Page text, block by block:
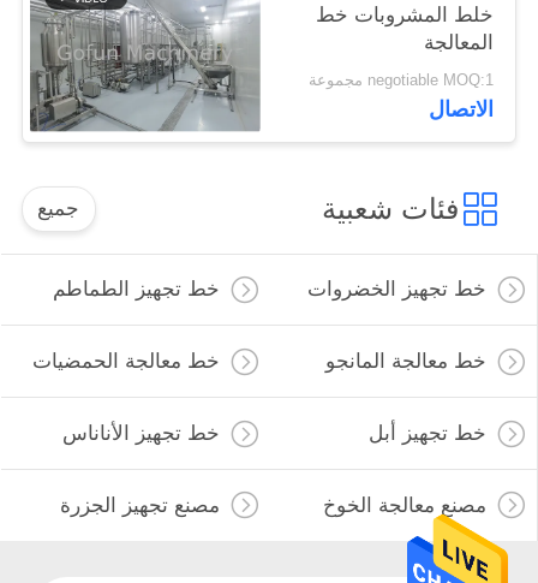
خلط المشروبات خط
المعالجة
negotiable MOQ:1 مجموعة
الاتصال
فئات شعبية جميع
خط تجهيز الخضروات خط تجهيز الطماطم
خط معالجة المانجو خط معالجة الحمضيات
خط تجهيز أبل خط تجهيز الأناناس
مصنع معالجة الخوخ مصنع تجهيز الجزرة